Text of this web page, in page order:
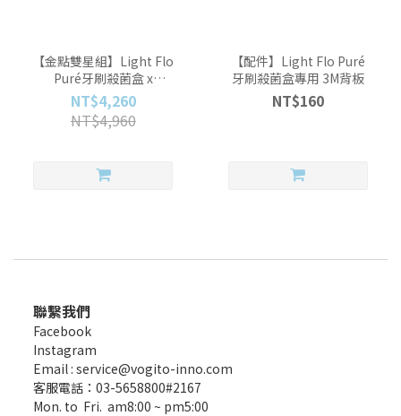
【金點雙星組】Light Flo
Puré牙刷殺菌盒 x
Purewiser櫥櫃殺菌燈
NT$4,260
NT$4,960
【配件】Light Flo Puré
牙刷殺菌盒專用 3M背板
NT$160
聯繫我們
Facebook
Instagram
Email : service@vogito-inno.com
客服電話：03-5658800#2167
Mon. to Fri. am8:00 ~ pm5:00